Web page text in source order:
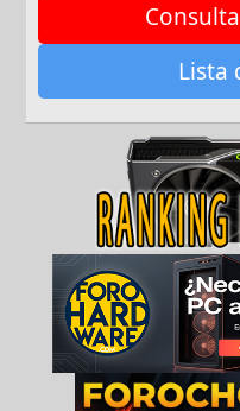
Lista